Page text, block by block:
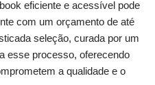
eficiente e acessível pode
com um orçamento de até
seleção, curada por um
esse processo, oferecendo
a qualidade e o